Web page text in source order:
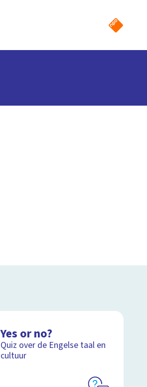
Yes or no?
Quiz over de Engelse taal en
cultuur